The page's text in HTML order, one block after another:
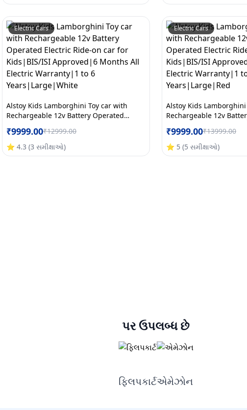
દરેક પ્રોડક્ટ પર તરત 5% OFF
Electric Cars
Alstoy Kids Lamborghini Toy car with
Rechargeable 12v Battery Operated
Approved|6 Months All Electric
Warranty|1 to 6 Years|Large|White
₹9999.00₹12999.00
⭐ 4.3 (3 સમીક્ષાઓ)
Electric Cars
Alstoy Kids
Rechargeable 12v
Approved|6 Months All
Warranty|1 to 6
₹9999.00₹13999.00
⭐ 5 (5 સમીક્ષાઓ)
પર ઉપલબ્ધ છે
ફ્લિપકાર્ટએમેઝોન